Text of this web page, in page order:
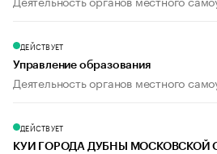
ДЕЙСТВУЕТ
Управление образования
Деятельность органов местного
ДЕЙСТВУЕТ
КУИ ГОРОДА ДУБНЫ МОСКОВСКОЙ